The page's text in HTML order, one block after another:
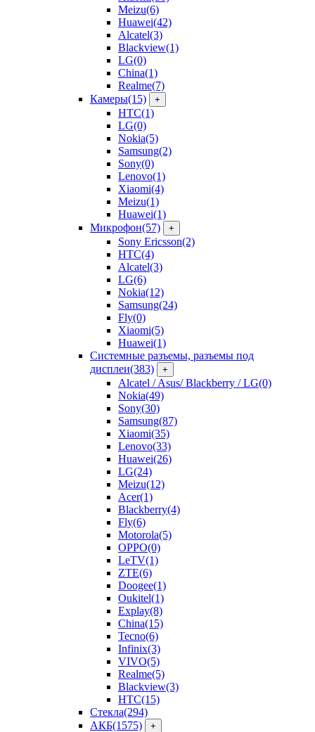
Meizu(6)
Huawei(42)
Alcatel(3)
Blackview(1)
LG(0)
China(1)
Realme(7)
Камеры(15) +
HTC(1)
LG(0)
Nokia(5)
Samsung(2)
Sony(0)
Lenovo(1)
Xiaomi(4)
Meizu(1)
Huawei(1)
Микрофон(57) +
Sony Ericsson(2)
HTC(4)
Alcatel(3)
LG(6)
Nokia(12)
Samsung(24)
Fly(0)
Xiaomi(5)
Huawei(1)
Системные разъемы, разъемы под
дисплеи(383) +
Alcatel / Asus/ Blackberry / LG(0)
Nokia(49)
Sony(30)
Samsung(87)
Xiaomi(35)
Lenovo(33)
Huawei(26)
LG(24)
Meizu(12)
Acer(1)
Blackberry(4)
Fly(6)
Motorola(5)
OPPO(0)
LeTV(1)
ZTE(6)
Doogee(1)
Oukitel(1)
Explay(8)
China(15)
Tecno(6)
Infinix(3)
VIVO(5)
Realme(5)
Blackview(3)
HTC(15)
Стекла(294)
АКБ(1575) +